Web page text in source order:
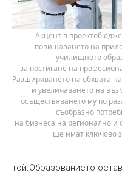
повишаването на
училищното
за постигане на
Разширяването на обхвата
и увеличаването на
осъществяването му по
съобразно
на бизнеса на регионално и
ще имат ключово
той.Образованието